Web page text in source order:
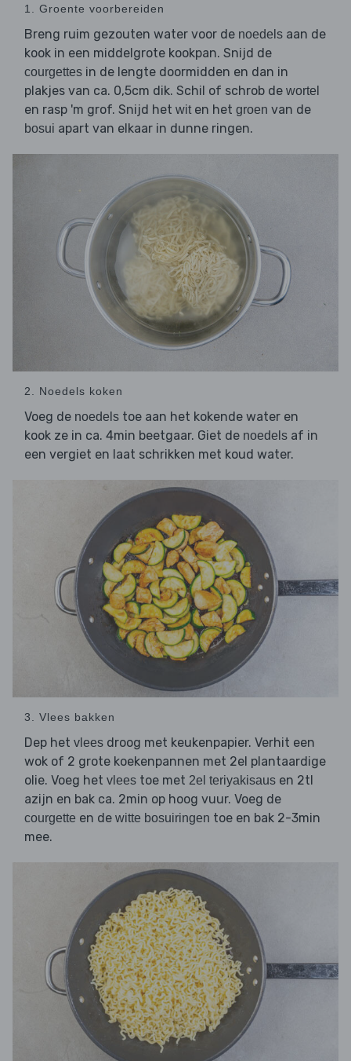
1. Groente voorbereiden
Breng ruim gezouten water voor de noedels aan de
kook in een middelgrote kookpan. Snijd de
courgettes in de lengte doormidden en dan in
plakjes van ca. 0,5cm dik. Schil of schrob de wortel
en rasp 'm grof. Snijd het wit en het groen van de
bosui apart van elkaar in dunne ringen.
2. Noedels koken
Voeg de noedels toe aan het kokende water en
kook ze in ca. 4min beetgaar. Giet de noedels af in
een vergiet en laat schrikken met koud water.
3. Vlees bakken
Dep het vlees droog met keukenpapier. Verhit een
wok of 2 grote koekenpannen met 2el plantaardige
olie. Voeg het vlees toe met 2el teriyakisaus en 2tl
azijn en bak ca. 2min op hoog vuur. Voeg de
courgette en de witte bosuiringen toe en bak 2-3min
mee.